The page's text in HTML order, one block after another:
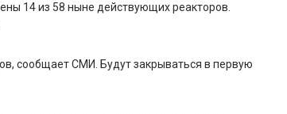
14 из 58 ныне действующих реакторов.
сообщает СМИ. Будут закрываться в первую